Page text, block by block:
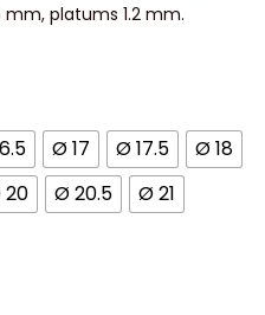
platums 1.2 mm.
Ø 17 Ø 17.5
Ø 18
Ø 20.5
Ø 21